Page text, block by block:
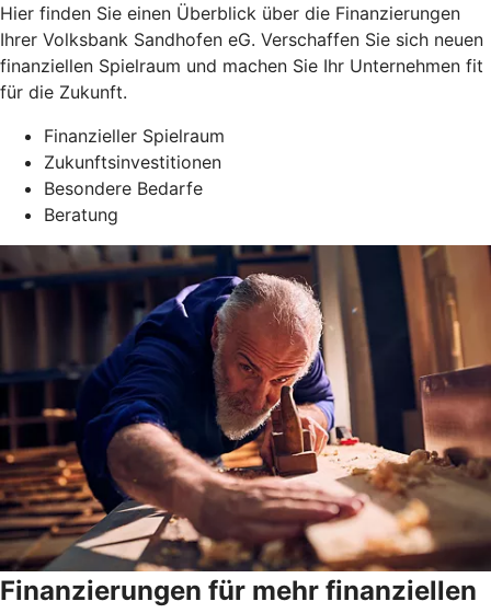
Hier finden Sie einen Überblick über die Finanzierungen
Ihrer Volksbank Sandhofen eG. Verschaffen Sie sich neuen
finanziellen Spielraum und machen Sie Ihr Unternehmen fit
für die Zukunft.
Finanzieller Spielraum
Zukunftsinvestitionen
Besondere Bedarfe
Beratung
Finanzierungen für mehr finanziellen